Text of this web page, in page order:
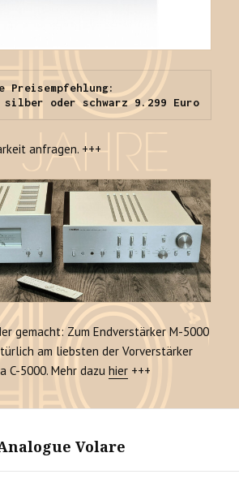
Preisempfehlung:
silber oder schwarz 9.299 Euro
anfragen. +++
gemacht: Zum Endverstärker M-5000
am liebsten der Vorverstärker
C-5000. Mehr dazu hier+++
Volare